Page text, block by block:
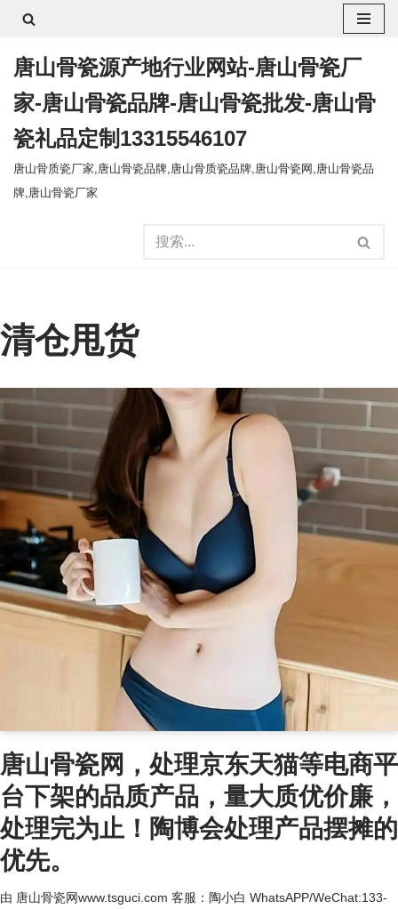
至
正
唐山骨瓷源产地行业网站-唐山骨瓷厂
家-唐山骨瓷品牌-唐山骨瓷批发-唐山骨
瓷礼品定制13315546107
唐山骨质瓷厂家,唐山骨瓷品牌,唐山骨质瓷品牌,唐山骨瓷网,唐山骨瓷品
牌,唐山骨瓷厂家
清仓甩货
唐山骨瓷网，处理京东天猫等电商平
台下架的品质产品，量大质优价廉，
处理完为止！陶博会处理产品摆摊的
优先。
由 唐山骨瓷网www.tsguci.com 客服：陶小白 WhatsAPP/WeChat:133-